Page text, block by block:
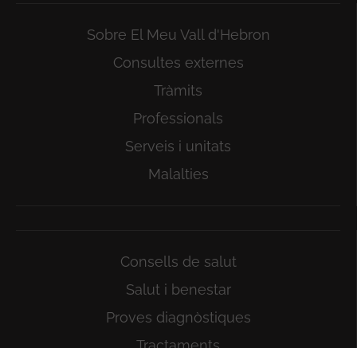
Sobre El Meu Vall d'Hebron
Consultes externes
Tràmits
Professionals
Serveis i unitats
Malalties
Consells de salut
Salut i benestar
Proves diagnòstiques